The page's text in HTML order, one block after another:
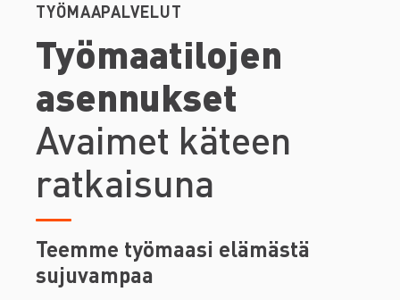
TYÖMAAPALVELUT
Työmaatilojen
asennukset
Avaimet käteen
ratkaisuna
Teemme työmaasi elämästä
sujuvampaa